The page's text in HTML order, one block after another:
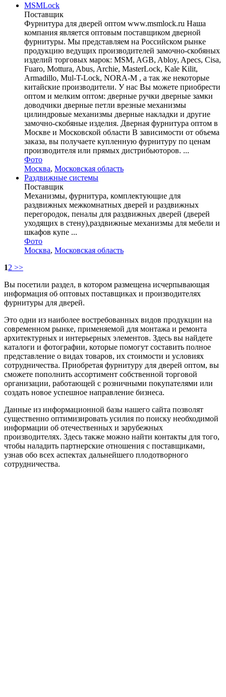
MSMLock
Поставщик
Фурнитура для дверей оптом www.msmlock.ru Наша
компания является оптовым поставщиком дверной
фурнитуры. Мы представляем на Российском рынке
продукцию ведущих производителей замочно-скобяных
изделий торговых марок: MSM, AGB, Abloy, Apecs, Cisa,
Fuaro, Mottura, Abus, Archie, MasterLock, Kale Kilit,
Armadillo, Mul-T-Lock, NORA-M , а так же некоторые
китайские производители. У нас Вы можете приобрести
оптом и мелким оптом: дверные ручки дверные замки
доводчики дверные петли врезные механизмы
цилиндровые механизмы дверные накладки и другие
замочно-скобяные изделия. Дверная фурнитура оптом в
Москве и Московской области В зависимости от объема
заказа, вы получаете купленную фурнитуру по ценам
производителя или прямых дистрибьюторов. ...
Фото
Москва, Московская область
Раздвижные системы
Поставщик
Механизмы, фурнитура, комплектующие для
раздвижных межкомнатных дверей и раздвижных
перегородок, пеналы для раздвижных дверей (дверей
уходящих в стену),раздвижные механизмы для мебели и
шкафов купе ...
Фото
Москва, Московская область
12 >>
Вы посетили раздел, в котором размещена исчерпывающая
информация об оптовых поставщиках и производителях
фурнитуры для дверей.
Это одни из наиболее востребованных видов продукции на
современном рынке, применяемой для монтажа и ремонта
архитектурных и интерьерных элементов. Здесь вы найдете
каталоги и фотографии, которые помогут составить полное
представление о видах товаров, их стоимости и условиях
сотрудничества. Приобретая фурнитуру для дверей оптом, вы
сможете пополнить ассортимент собственной торговой
организации, работающей с розничными покупателями или
создать новое успешное направление бизнеса.
Данные из информационной базы нашего сайта позволят
существенно оптимизировать усилия по поиску необходимой
информации об отечественных и зарубежных
производителях. Здесь также можно найти контакты для того,
чтобы наладить партнерские отношения с поставщиками,
узнав обо всех аспектах дальнейшего плодотворного
сотрудничества.